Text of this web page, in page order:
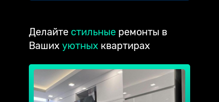
Делайте стильные ремонты в
Ваших уютных квартирах